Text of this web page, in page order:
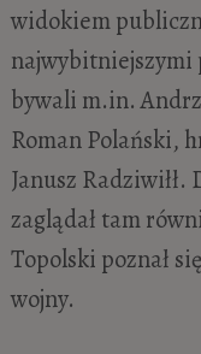
widokiem
bywali m.in.
Roman Polański,
Janusz
zaglądał tam
Topolski poznał
wojny.